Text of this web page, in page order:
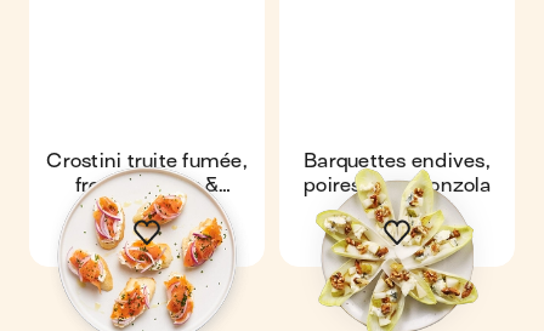
Crostini truite fumée,
fromage frais &
ciboulette
Barquettes endives,
poires & gorgonzola